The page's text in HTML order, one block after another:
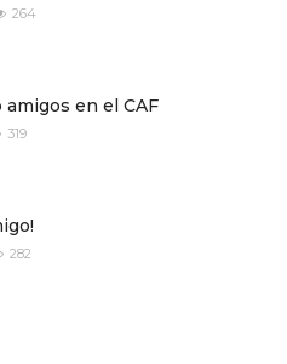
264
amigos en el CAF
319
282